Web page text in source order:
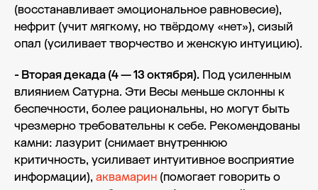
(восстанавливает эмоциональное равновесие),
нефрит (учит мягкому, но твёрдому «нет»), сизый
опал (усиливает творчество и женскую интуицию).
- Вторая декада (4 — 13 октября). Под усиленным
влиянием Сатурна. Эти Весы меньше склонны к
беспечности, более рациональны, но могут быть
чрезмерно требовательны к себе. Рекомендованы
камни: лазурит (снимает внутреннюю
критичность, усиливает интуитивное восприятие
информации), аквамарин (помогает говорить о